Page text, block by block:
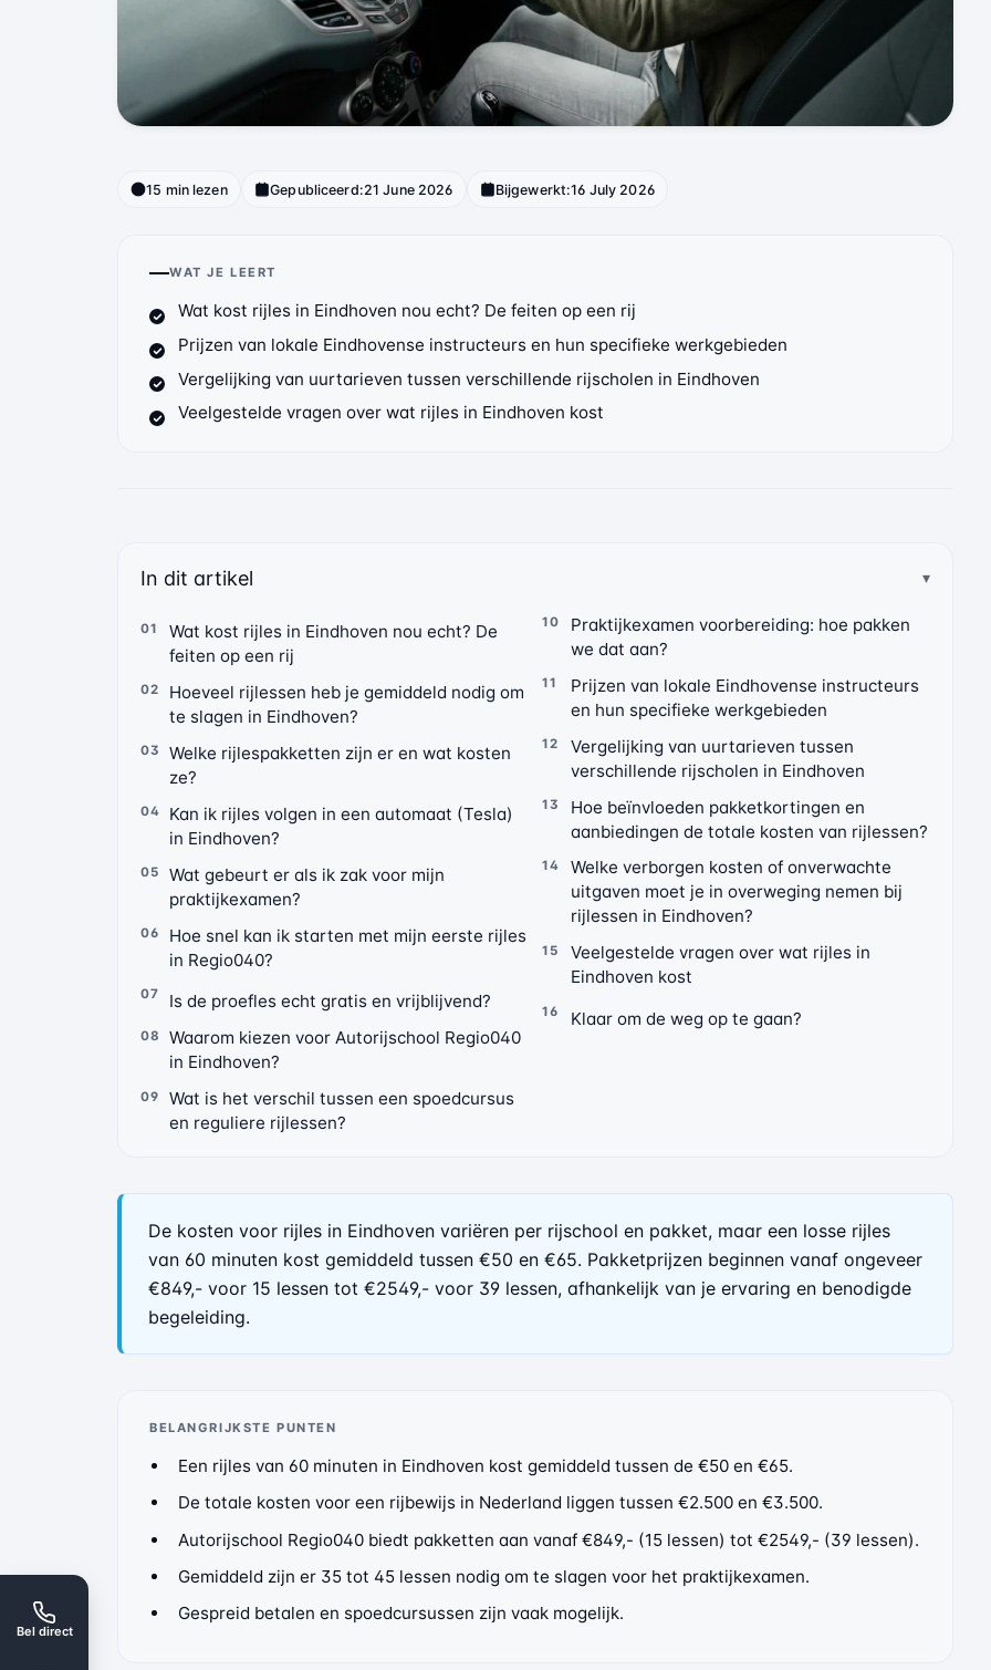
15 min lezen Gepubliceerd:21 June 2026 Bijgewerkt:16 July 2026
WAT JE LEERT
Wat kost rijles in Eindhoven nou echt? De feiten op een rij
Prijzen van lokale Eindhovense instructeurs en hun specifieke werkgebieden
Vergelijking van uurtarieven tussen verschillende rijscholen in Eindhoven
Veelgestelde vragen over wat rijles in Eindhoven kost
In dit artikel
Wat kost rijles in Eindhoven nou echt? De
feiten op een rij
Hoeveel rijlessen heb je gemiddeld nodig om
te slagen in Eindhoven?
Welke rijlespakketten zijn er en wat kosten
ze?
Kan ik rijles volgen in een automaat (Tesla)
in Eindhoven?
Wat gebeurt er als ik zak voor mijn
praktijkexamen?
Hoe snel kan ik starten met mijn eerste rijles
in Regio040?
Is de proefles echt gratis en vrijblijvend?
Waarom kiezen voor Autorijschool Regio040
in Eindhoven?
Wat is het verschil tussen een spoedcursus
en reguliere rijlessen?
Praktijkexamen voorbereiding: hoe pakken
we dat aan?
Prijzen van lokale Eindhovense instructeurs
en hun specifieke werkgebieden
Vergelijking van uurtarieven tussen
verschillende rijscholen in Eindhoven
Hoe beïnvloeden pakketkortingen en
aanbiedingen de totale kosten van rijlessen?
Welke verborgen kosten of onverwachte
uitgaven moet je in overweging nemen bij
rijlessen in Eindhoven?
Veelgestelde vragen over wat rijles in
Eindhoven kost
Klaar om de weg op te gaan?
De kosten voor rijles in Eindhoven variëren per rijschool en pakket, maar een losse rijles
van 60 minuten kost gemiddeld tussen €50 en €65. Pakketprijzen beginnen vanaf ongeveer
€849,- voor 15 lessen tot €2549,- voor 39 lessen, afhankelijk van je ervaring en benodigde
begeleiding.
BELANGRIJKSTE PUNTEN
Een rijles van 60 minuten in Eindhoven kost gemiddeld tussen de €50 en €65.
De totale kosten voor een rijbewijs in Nederland liggen tussen €2.500 en €3.500.
Autorijschool Regio040 biedt pakketten aan vanaf €849,- (15 lessen) tot €2549,- (39 lessen).
Gemiddeld zijn er 35 tot 45 lessen nodig om te slagen voor het praktijkexamen.
Gespreid betalen en spoedcursussen zijn vaak mogelijk.
Bel direct